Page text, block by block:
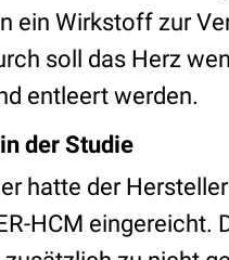
ein Wirkstoff zur
soll das Herz
entleert werden.
der Studie
hatte der
HCM